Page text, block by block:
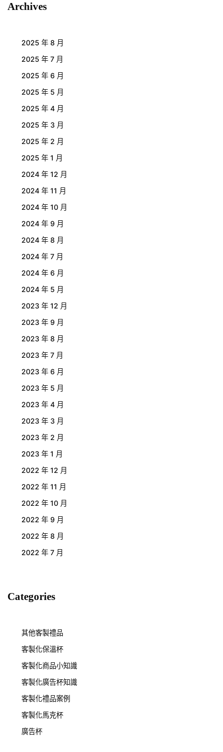
Archives
2025 年 8 月
2025 年 7 月
2025 年 6 月
2025 年 5 月
2025 年 4 月
2025 年 3 月
2025 年 2 月
2025 年 1 月
2024 年 12 月
2024 年 11 月
2024 年 10 月
2024 年 9 月
2024 年 8 月
2024 年 7 月
2024 年 6 月
2024 年 5 月
2023 年 12 月
2023 年 9 月
2023 年 8 月
2023 年 7 月
2023 年 6 月
2023 年 5 月
2023 年 4 月
2023 年 3 月
2023 年 2 月
2023 年 1 月
2022 年 12 月
2022 年 11 月
2022 年 10 月
2022 年 9 月
2022 年 8 月
2022 年 7 月
Categories
其他客製禮品
客製化保溫杯
客製化商品小知識
客製化廣告杯知識
客製化禮品案例
客製化馬克杯
廣告杯